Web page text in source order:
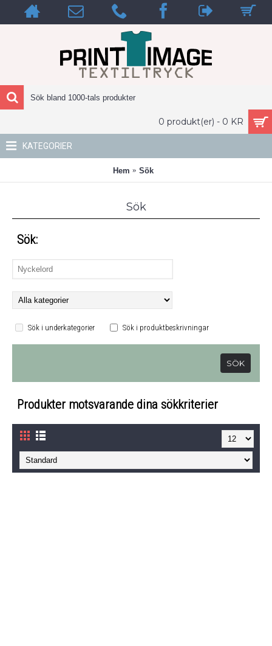
0 produkt(er) - 0 KR
KATEGORIER
Hem Sök
Sök
Sök:
Sök i underkategorier Sök i produktbeskrivningar
Produkter motsvarande dina sökkriterier